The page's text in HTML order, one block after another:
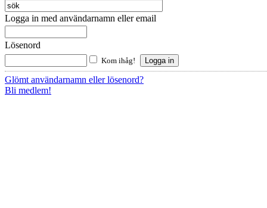
Logga in med användarnamn eller email
Lösenord
Kom ihåg!
Glömt användarnamn eller lösenord?
Bli medlem!